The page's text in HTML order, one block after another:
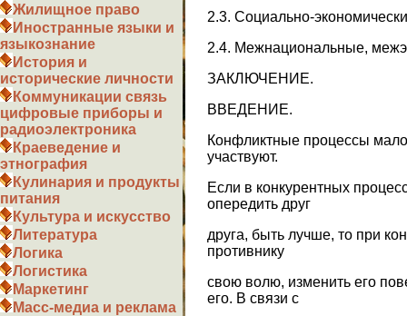
Жилищное право
Иностранные языки и
языкознание
История и
исторические личности
Коммуникации связь
цифровые приборы и
радиоэлектроника
Краеведение и
этнография
Кулинария и продукты
питания
Культура и искусство
Литература
Логика
Логистика
Маркетинг
Масс-медиа и реклама
2.3. Социально-
2.4. Межнациональные,
ЗАКЛЮЧЕНИЕ.
ВВЕДЕНИЕ.
Конфликтные процессы мало
участвуют.
Если в конкурентных
опередить друг
друга, быть лучше, то при
противнику
свою волю, изменить его
его. В связи с